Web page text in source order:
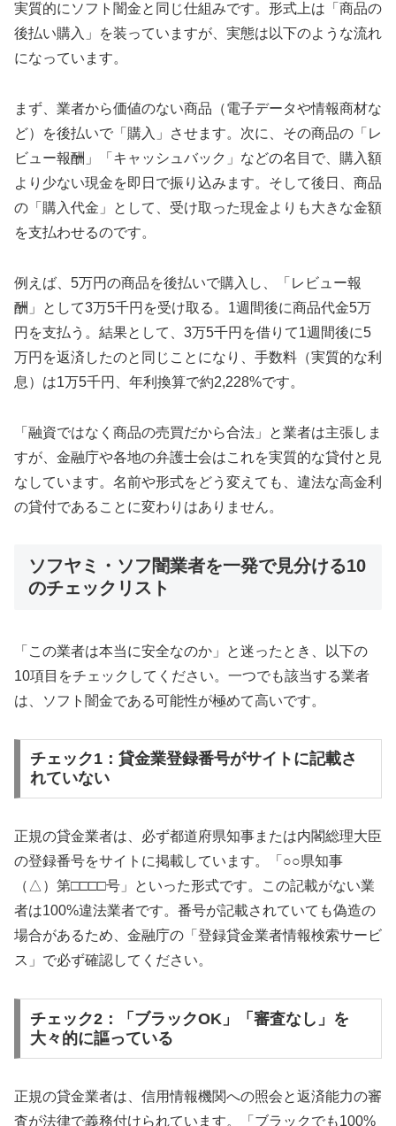
実質的にソフト闇金と同じ仕組みです。形式上は「商品の
後払い購入」を装っていますが、実態は以下のような流れ
になっています。
まず、業者から価値のない商品（電子データや情報商材な
ど）を後払いで「購入」させます。次に、その商品の「レ
ビュー報酬」「キャッシュバック」などの名目で、購入額
より少ない現金を即日で振り込みます。そして後日、商品
の「購入代金」として、受け取った現金よりも大きな金額
を支払わせるのです。
例えば、5万円の商品を後払いで購入し、「レビュー報
酬」として3万5千円を受け取る。1週間後に商品代金5万
円を支払う。結果として、3万5千円を借りて1週間後に5
万円を返済したのと同じことになり、手数料（実質的な利
息）は1万5千円、年利換算で約2,228%です。
「融資ではなく商品の売買だから合法」と業者は主張しま
すが、金融庁や各地の弁護士会はこれを実質的な貸付と見
なしています。名前や形式をどう変えても、違法な高金利
の貸付であることに変わりはありません。
ソフヤミ・ソフ闇業者を一発で見分ける10
のチェックリスト
「この業者は本当に安全なのか」と迷ったとき、以下の
10項目をチェックしてください。一つでも該当する業者
は、ソフト闇金である可能性が極めて高いです。
チェック1：貸金業登録番号がサイトに記載さ
れていない
正規の貸金業者は、必ず都道府県知事または内閣総理大臣
の登録番号をサイトに掲載しています。「○○県知事
（△）第□□□□号」といった形式です。この記載がない業
者は100%違法業者です。番号が記載されていても偽造の
場合があるため、金融庁の「登録貸金業者情報検索サービ
ス」で必ず確認してください。
チェック2：「ブラックOK」「審査なし」を
大々的に謳っている
正規の貸金業者は、信用情報機関への照会と返済能力の審
査が法律で義務付けられています。「ブラックでも100%